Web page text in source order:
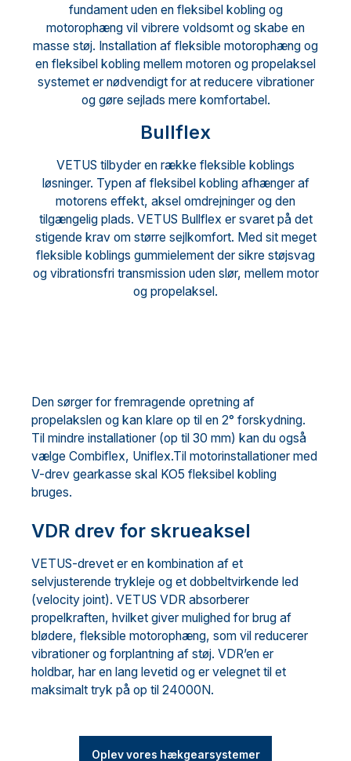
fundament uden en fleksibel kobling og
motorophæng vil vibrere voldsomt og skabe en
masse støj. Installation af fleksible motorophæng og
en fleksibel kobling mellem motoren og propelaksel
systemet er nødvendigt for at reducere vibrationer
og gøre sejlads mere komfortabel.
Bullflex
VETUS tilbyder en række fleksible koblings
løsninger. Typen af ​​fleksibel kobling afhænger af
motorens effekt, aksel omdrejninger og den
tilgængelig plads. VETUS Bullflex er svaret på det
stigende krav om større sejlkomfort. Med sit meget
fleksible koblings gummielement der sikre støjsvag
og vibrationsfri transmission uden slør, mellem motor
og propelaksel.
Den sørger for fremragende opretning af
propelakslen og kan klare op til en 2° forskydning.
Til mindre installationer (op til 30 mm) kan du også
vælge Combiflex, Uniflex.Til motorinstallationer med
V-drev gearkasse skal KO5 fleksibel kobling
bruges.
VDR drev for skrueaksel
VETUS-drevet er en kombination af et
selvjusterende trykleje og et dobbeltvirkende led
(velocity joint). VETUS VDR absorberer
propelkraften, hvilket giver mulighed for brug af
blødere, fleksible motorophæng, som vil reducerer
vibrationer og forplantning af støj. VDR’en er
holdbar, har en lang levetid og er velegnet til et
maksimalt tryk på op til 24000N.
Oplev vores hækgearsystemer